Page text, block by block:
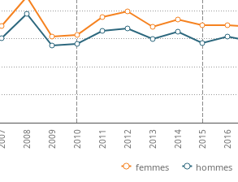
2008 2009 2010 2011 2012 2013 2014 2015 2016
femmes hommes